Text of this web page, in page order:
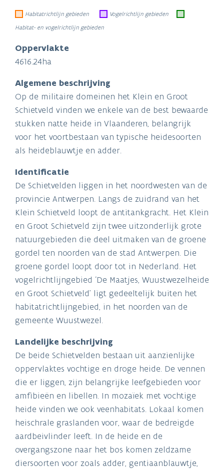
Habitatrichtlijn gebieden
Vogelrichtlijn gebieden
Habitat- en vogelrichtlijn gebieden
Oppervlakte
4616.24ha
Algemene beschrijving
Op de militaire domeinen het Klein en Groot
Schietveld vinden we enkele van de best bewaarde
stukken natte heide in Vlaanderen, belangrijk
voor het voortbestaan van typische heidesoorten
als heideblauwtje en adder.
Identificatie
De Schietvelden liggen in het noordwesten van de
provincie Antwerpen. Langs de zuidrand van het
Klein Schietveld loopt de antitankgracht. Het Klein
en Groot Schietveld zijn twee uitzonderlijk grote
natuurgebieden die deel uitmaken van de groene
gordel ten noorden van de stad Antwerpen. Die
groene gordel loopt door tot in Nederland. Het
vogelrichtlijngebied ‘De Maatjes, Wuustwezelheide
en Groot Schietveld’ ligt gedeeltelijk buiten het
habitatrichtlijngebied, in het noorden van de
gemeente Wuustwezel.
Landelijke beschrijving
De beide Schietvelden bestaan uit aanzienlijke
oppervlaktes vochtige en droge heide. De vennen
die er liggen, zijn belangrijke leefgebieden voor
amfibieën en libellen. In mozaïek met vochtige
heide vinden we ook veenhabitats. Lokaal komen
heischrale graslanden voor, waar de bedreigde
aardbeivlinder leeft. In de heide en de
overgangszone naar het bos komen zeldzame
diersoorten voor zoals adder, gentiaanblauwtje,